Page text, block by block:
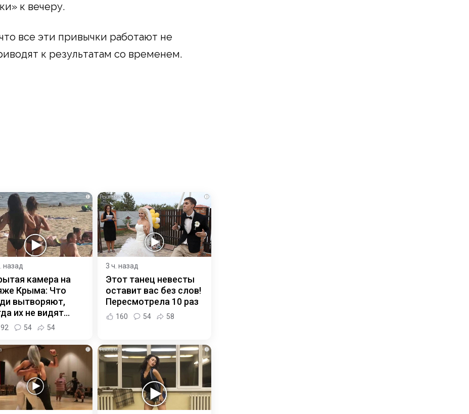
к вечеру.
все эти привычки работают не
к результатам со временем.
i
назад
камера на
Крыма: Что
вытворяют,
их не видят...
54 54
i
3 ч. назад
Этот танец невесты
оставит вас без слов!
Пересмотрела 10 раз
160 54 58
i i